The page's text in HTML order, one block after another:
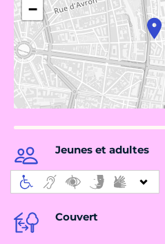
−
Jeunes et adultes
Couvert